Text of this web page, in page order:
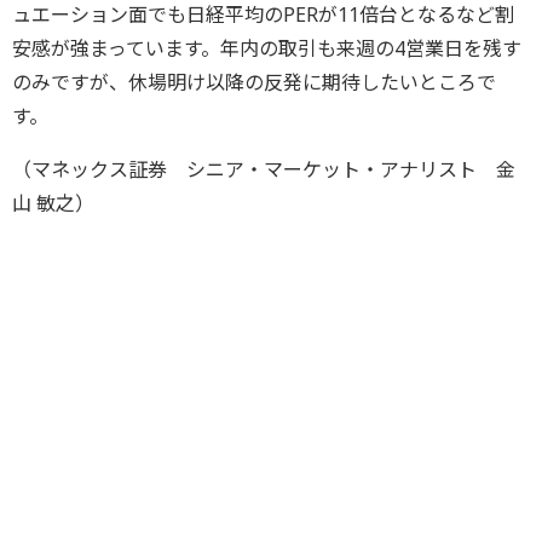
ュエーション面でも日経平均のPERが11倍台となるなど割
安感が強まっています。年内の取引も来週の4営業日を残す
のみですが、休場明け以降の反発に期待したいところで
す。
（マネックス証券 シニア・マーケット・アナリスト 金
山 敏之）